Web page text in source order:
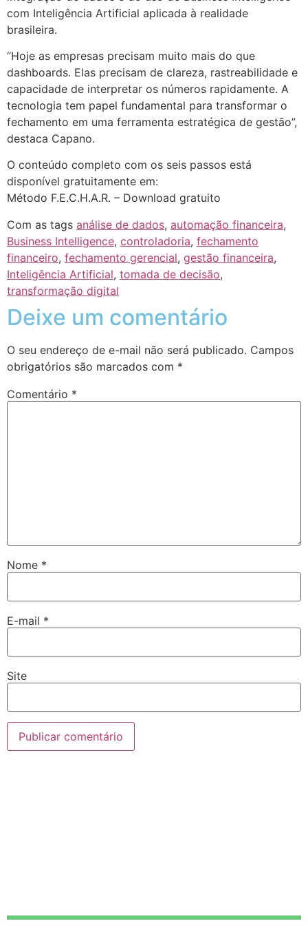
com Inteligência Artificial aplicada à realidade
brasileira.
“Hoje as empresas precisam muito mais do que
dashboards. Elas precisam de clareza, rastreabilidade e
capacidade de interpretar os números rapidamente. A
tecnologia tem papel fundamental para transformar o
fechamento em uma ferramenta estratégica de gestão”,
destaca Capano.
O conteúdo completo com os seis passos está
disponível gratuitamente em:
Método F.E.C.H.A.R. – Download gratuito
Com as tags análise de dados, automação financeira,
Business Intelligence, controladoria, fechamento
financeiro, fechamento gerencial, gestão financeira,
Inteligência Artificial, tomada de decisão,
transformação digital
Deixe um comentário
O seu endereço de e-mail não será publicado. Campos
obrigatórios são marcados com *
Comentário *
Nome *
E-mail *
Site